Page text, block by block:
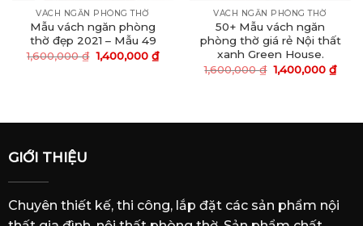
VÁCH NGĂN PHÒNG THỜ
Mẫu vách ngăn phòng
thờ đẹp 2021 – Mẫu 49
1,600,000₫ Giá
gốc
1,400,000 ₫Giá
hiện
VÁCH NGĂN PHÒNG THỜ
50+ Mẫu vách ngăn
phòng thờ giá rẻ Nội thất
xanh Green House.
1,600,000₫ Giá
gốc
1,400,000 ₫Giá
hiện
GIỚI THIỆU
Chuyên thiết kế, thi công, lắp đặt các sản phẩm nội